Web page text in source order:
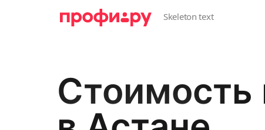
Стоимость